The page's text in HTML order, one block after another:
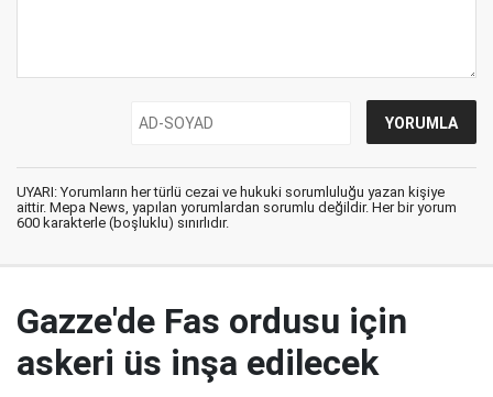
UYARI: Yorumların her türlü cezai ve hukuki sorumluluğu yazan kişiye
aittir. Mepa News, yapılan yorumlardan sorumlu değildir. Her bir yorum
600 karakterle (boşluklu) sınırlıdır.
Gazze'de Fas ordusu için
askeri üs inşa edilecek